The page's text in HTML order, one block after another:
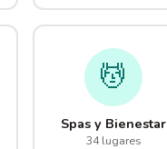
💆
Spas y Bienestar
34 lugares